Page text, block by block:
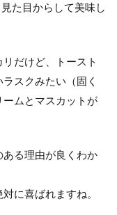
た目からして美味し
だけど、トースト
スクみたい（固く
ムとマスカットが
る理由が良くわか
に喜ばれますね。